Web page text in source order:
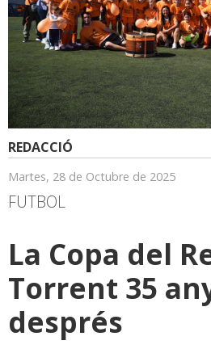
REDACCIÓ
Martes, 28 de Octubre de 2025
FUTBOL
La Copa del
Torrent 35
després